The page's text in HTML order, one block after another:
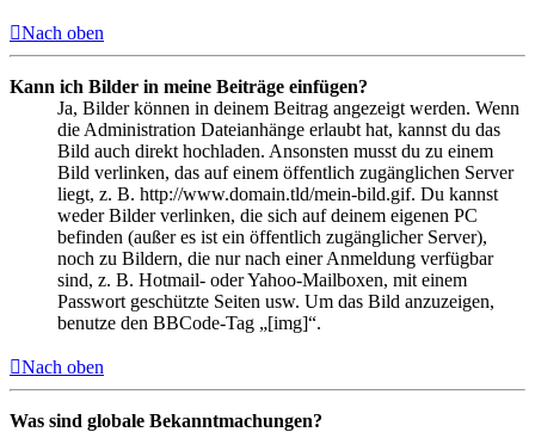
Nach oben
Kann ich Bilder in meine Beiträge einfügen?
Ja, Bilder können in deinem Beitrag angezeigt werden. Wenn
die Administration Dateianhänge erlaubt hat, kannst du das
Bild auch direkt hochladen. Ansonsten musst du zu einem
Bild verlinken, das auf einem öffentlich zugänglichen Server
liegt, z. B. http://www.domain.tld/mein-bild.gif. Du kannst
weder Bilder verlinken, die sich auf deinem eigenen PC
befinden (außer es ist ein öffentlich zugänglicher Server),
noch zu Bildern, die nur nach einer Anmeldung verfügbar
sind, z. B. Hotmail- oder Yahoo-Mailboxen, mit einem
Passwort geschützte Seiten usw. Um das Bild anzuzeigen,
benutze den BBCode-Tag „[img]“.
Nach oben
Was sind globale Bekanntmachungen?